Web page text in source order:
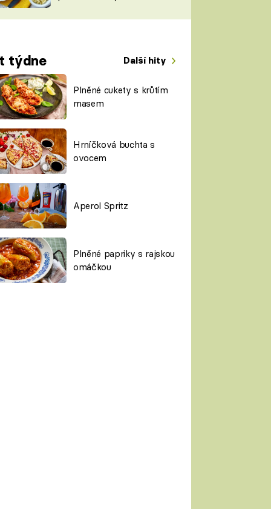
týdne Další hity
Plněné cukety s krůtím
masem
Hrníčková buchta s
ovocem
Aperol Spritz
Plněné papriky s rajskou
omáčkou